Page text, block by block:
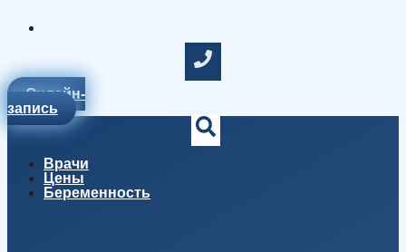
Онлайн-
запись
Врачи
Цены
Беременность